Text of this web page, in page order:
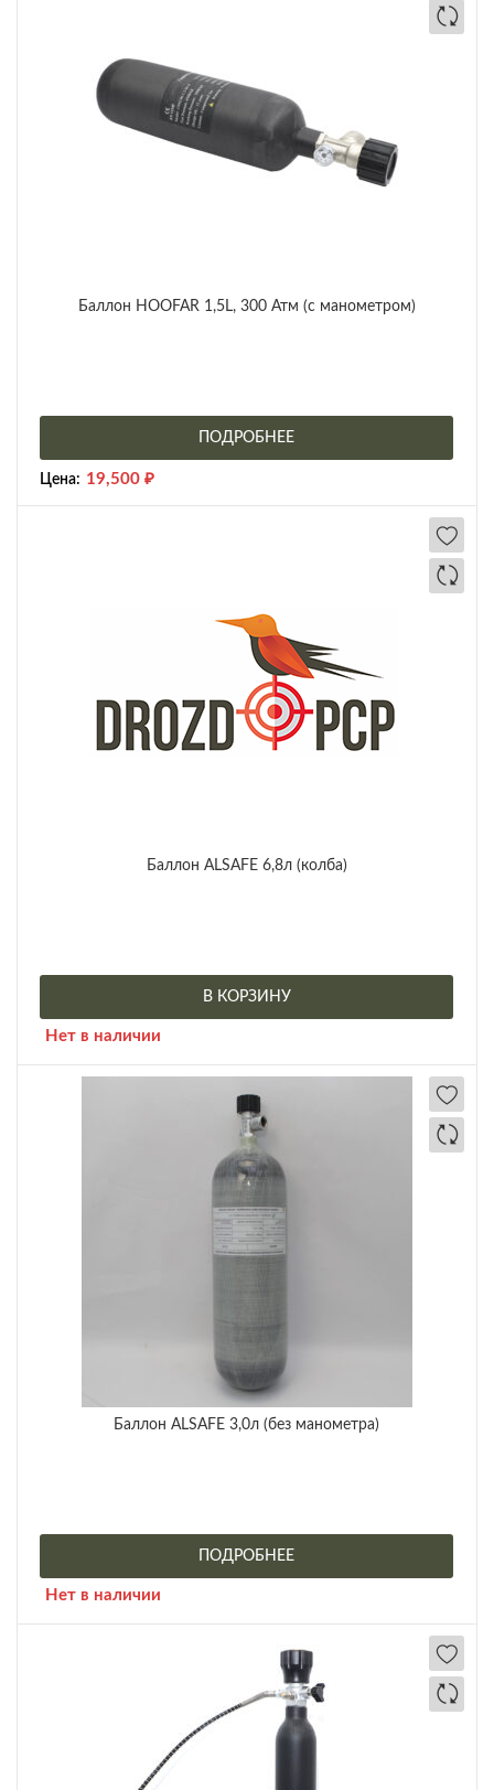
Баллон HOOFAR 1,5L, 300 Атм (с манометром)
ПОДРОБНЕЕ
Цена: 19,500 ₽
Баллон ALSAFE 6,8л (колба)
В КОРЗИНУ
Нет в наличии
Баллон ALSAFE 3,0л (без манометра)
ПОДРОБНЕЕ
Нет в наличии